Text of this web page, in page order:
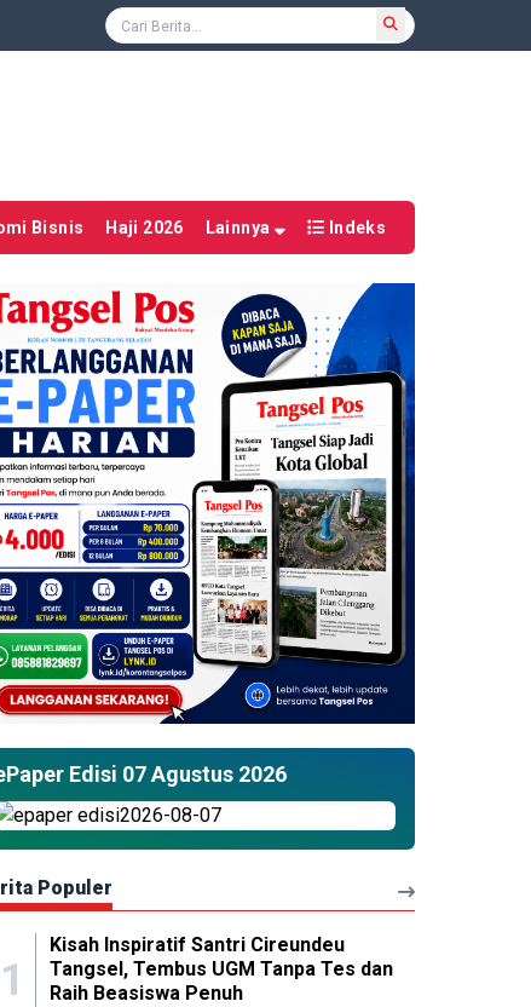
Bisnis Haji 2026 Lainnya Indeks
Edisi 07 Agustus 2026
Populer
Kisah Inspiratif Santri Cireundeu
Tangsel, Tembus UGM Tanpa Tes dan
Raih Beasiswa Penuh